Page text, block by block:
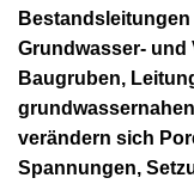
Grundwasser- und
Baugruben,
verändern sich
Spannungen,